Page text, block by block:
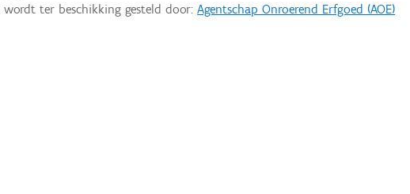
wordt ter beschikking gesteld door:Agentschap Onroerend Erfgoed (AOE)